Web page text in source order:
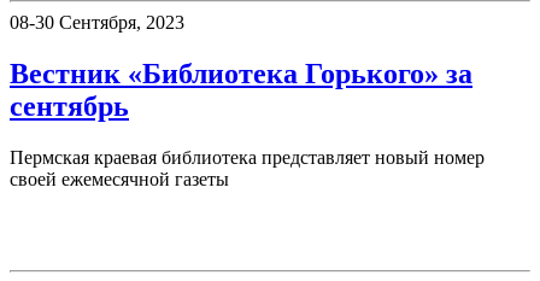
08-30 Сентября, 2023
Вестник «Библиотека Горького» за
сентябрь
Пермская краевая библиотека представляет новый номер
своей ежемесячной газеты